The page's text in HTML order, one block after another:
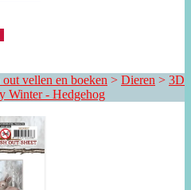
out vellen en boeken > Dieren > 3D
Winter - Hedgehog